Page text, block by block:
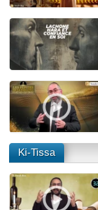
Ki-Tissa